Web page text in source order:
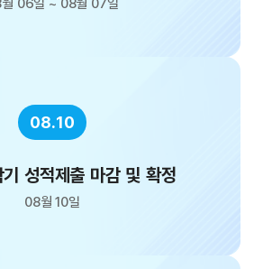
08.10
성적제출 마감 및 확정
08월 10일